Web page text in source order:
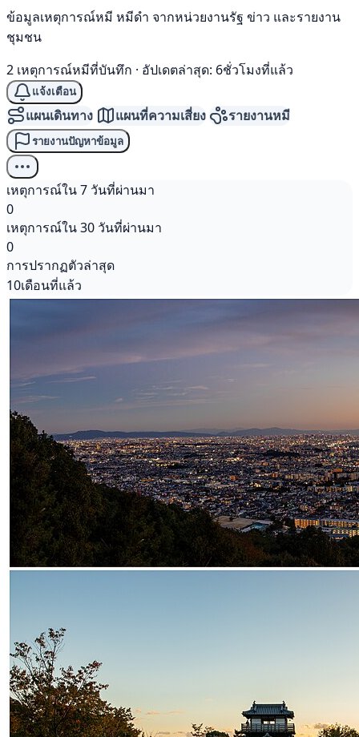
ข้อมูลเหตุการณ์หมี หมีดำ จากหน่วยงานรัฐ ข่าว และรายงาน
ชุมชน
2 เหตุการณ์หมีที่บันทึก · อัปเดตล่าสุด: 6ชั่วโมงที่แล้ว
แจ้งเตือน
แผนเดินทาง แผนที่ความเสี่ยง รายงานหมี
รายงานปัญหาข้อมูล
เหตุการณ์ใน 7 วันที่ผ่านมา
0
เหตุการณ์ใน 30 วันที่ผ่านมา
0
การปรากฏตัวล่าสุด
10เดือนที่แล้ว